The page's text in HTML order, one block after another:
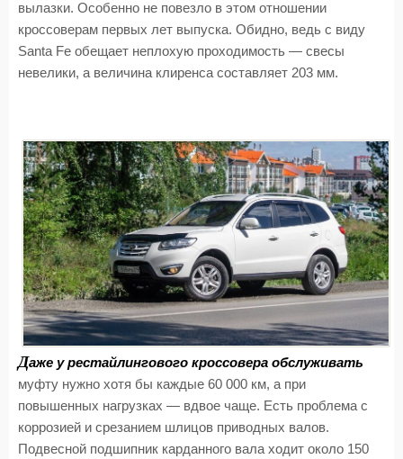
вылазки. Особенно не повезло в этом отношении
кроссоверам первых лет выпуска. Обидно, ведь с виду
Santa Fe обещает неплохую проходимость — свесы
невелики, а величина клиренса составляет 203 мм.
Даже у рестайлингового кроссовера обслуживать
муфту нужно хотя бы каждые 60 000 км, а при
повышенных нагрузках — вдвое чаще. Есть проблема с
коррозией и срезанием шлицов приводных валов.
Подвесной подшипник карданного вала ходит около 150